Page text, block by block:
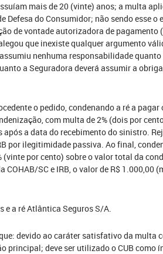
mais de 20 (vinte) anos; a multa
Defesa do Consumidor; não sendo esse o
de vontade autorizadora de
que inexiste qualquer argumento
nenhuma responsabilidade
a Seguradora deverá assumir a
o pedido, condenando a ré a pagar
com multa de 2% (dois por
a data do recebimento do sinistro.
por ilegitimidade passiva. Ao final,
por cento) sobre o valor total da
SC e IRB, o valor de R$ 1.000,00
e a ré Atlântica Seguros S/A.
devido ao caráter satisfativo da multa
principal; deve ser utilizado o CUB como